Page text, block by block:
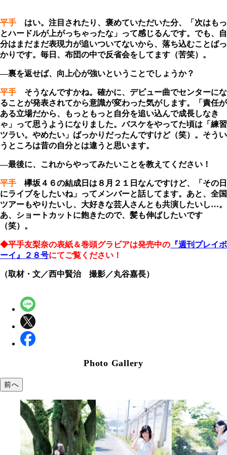
平手 はい。注目されたり、褒めていただいた分、「次はもっ
とハードルが上がっちゃったな」って感じるんです。でも、自
分はまだまだ表現力が追いついてないから、落ち込むことばっ
かりです。毎日、布団の中で反省会をしてます（苦笑）。
―裏を返せば、向上心が強いということでしょうか？
平手 そうなんですかね。確かに、デビュー曲でセンターにな
ることが発表されてから意識が変わった気がします。「責任が
ある立場だから、もっともっと自分を追い込んで成長しなき
ゃ」って思うようになりました。バスケをやってた頃は「練習
ツラい。やめたい」ばっかりだったんですけど（笑）。そうい
うところは昔の自分とは違うと思います。
―最後に、これからやってみたいことを教えてください！
平手 欅坂４６の結成日は８月２１日なんですけど、「その日
にライブをしたいね」ってメンバーと話してます。あと、全国
ツアーもやりたいし、大好きな芸人さんとも共演したいし…。
あ、ショートカットに飽きたので、髪も伸ばしたいです
（笑）。
◆平手友梨奈の表紙＆巻頭グラビアは発売中の 『週刊プレイボ
ーイ』２８号にてご覧ください！
（取材・文／西中賢治 撮影／丸谷嘉長）
Photo Gallery
前へ